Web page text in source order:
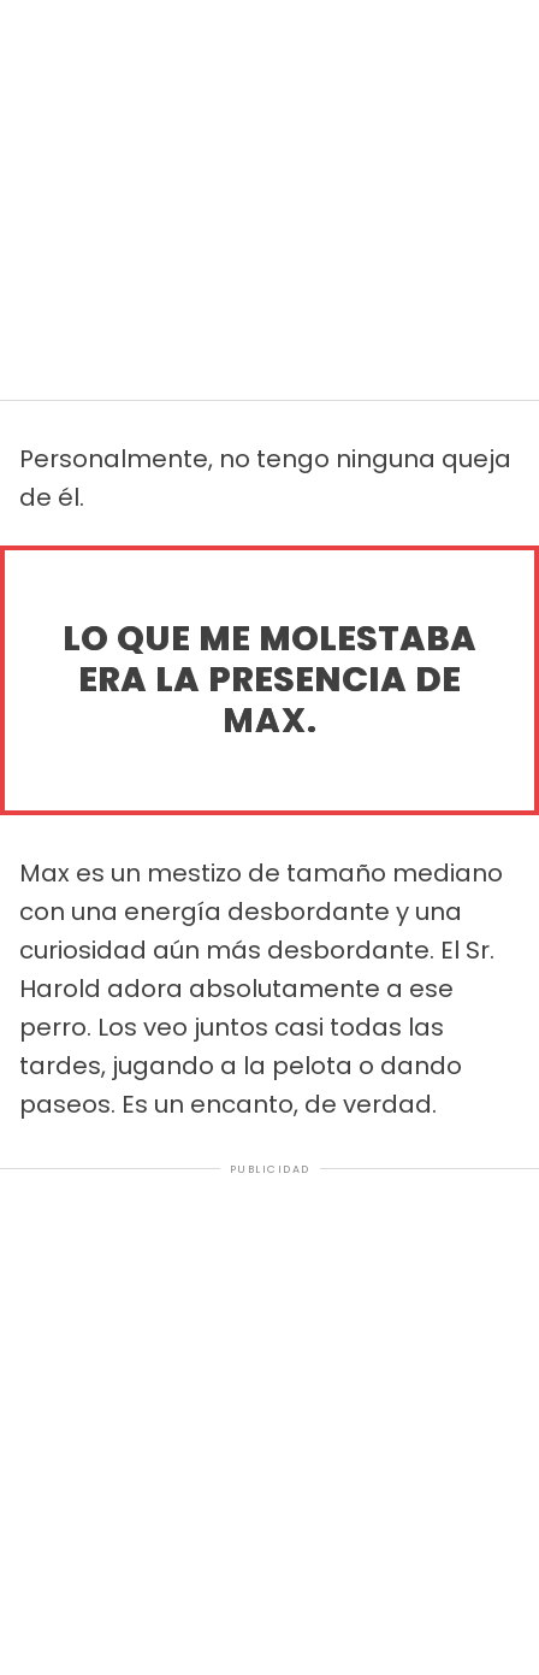
Personalmente, no tengo ninguna queja
de él.
LO QUE ME MOLESTABA
ERA LA PRESENCIA DE
MAX.
Max es un mestizo de tamaño mediano
con una energía desbordante y una
curiosidad aún más desbordante. El Sr.
Harold adora absolutamente a ese
perro. Los veo juntos casi todas las
tardes, jugando a la pelota o dando
paseos. Es un encanto, de verdad.
PUBLICIDAD